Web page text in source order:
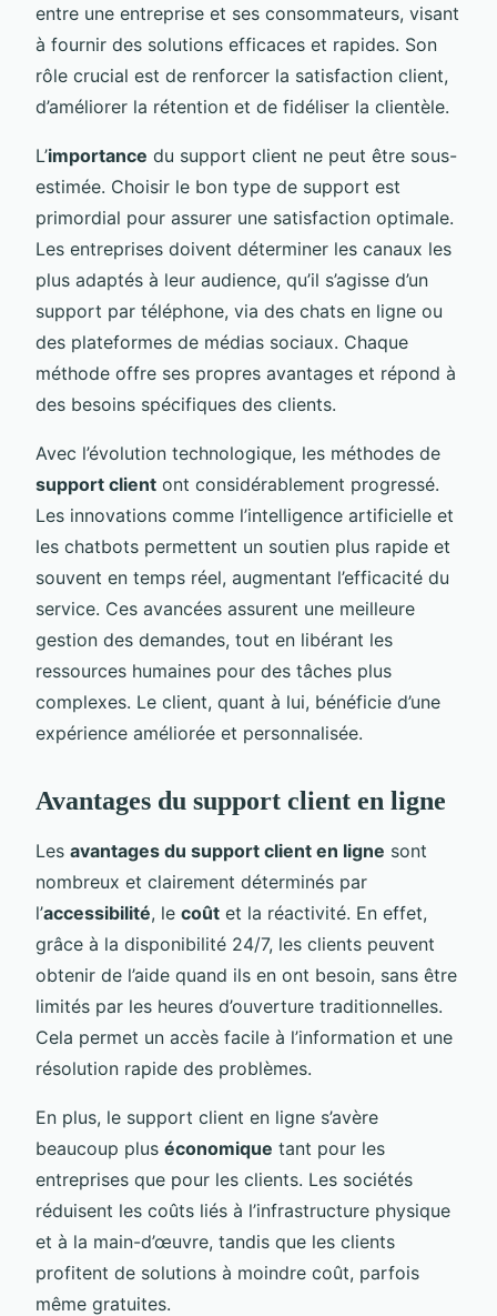
entre une entreprise et ses consommateurs, visant
à fournir des solutions efficaces et rapides. Son
rôle crucial est de renforcer la satisfaction client,
d’améliorer la rétention et de fidéliser la clientèle.
L’importance du support client ne peut être sous-
estimée. Choisir le bon type de support est
primordial pour assurer une satisfaction optimale.
Les entreprises doivent déterminer les canaux les
plus adaptés à leur audience, qu’il s’agisse d’un
support par téléphone, via des chats en ligne ou
des plateformes de médias sociaux. Chaque
méthode offre ses propres avantages et répond à
des besoins spécifiques des clients.
Avec l’évolution technologique, les méthodes de
support client ont considérablement progressé.
Les innovations comme l’intelligence artificielle et
les chatbots permettent un soutien plus rapide et
souvent en temps réel, augmentant l’efficacité du
service. Ces avancées assurent une meilleure
gestion des demandes, tout en libérant les
ressources humaines pour des tâches plus
complexes. Le client, quant à lui, bénéficie d’une
expérience améliorée et personnalisée.
Avantages du support client en ligne
Les avantages du support client en ligne sont
nombreux et clairement déterminés par
l’accessibilité, le coût et la réactivité. En effet,
grâce à la disponibilité 24/7, les clients peuvent
obtenir de l’aide quand ils en ont besoin, sans être
limités par les heures d’ouverture traditionnelles.
Cela permet un accès facile à l’information et une
résolution rapide des problèmes.
En plus, le support client en ligne s’avère
beaucoup plus économique tant pour les
entreprises que pour les clients. Les sociétés
réduisent les coûts liés à l’infrastructure physique
et à la main-d’œuvre, tandis que les clients
profitent de solutions à moindre coût, parfois
même gratuites.